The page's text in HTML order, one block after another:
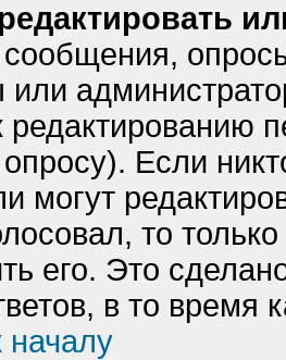
или
редактированию
Если
могут
то
его. Это
в то время
началу